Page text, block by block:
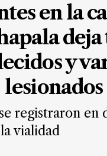
en la
deja
y
lesionados
registraron en
vialidad